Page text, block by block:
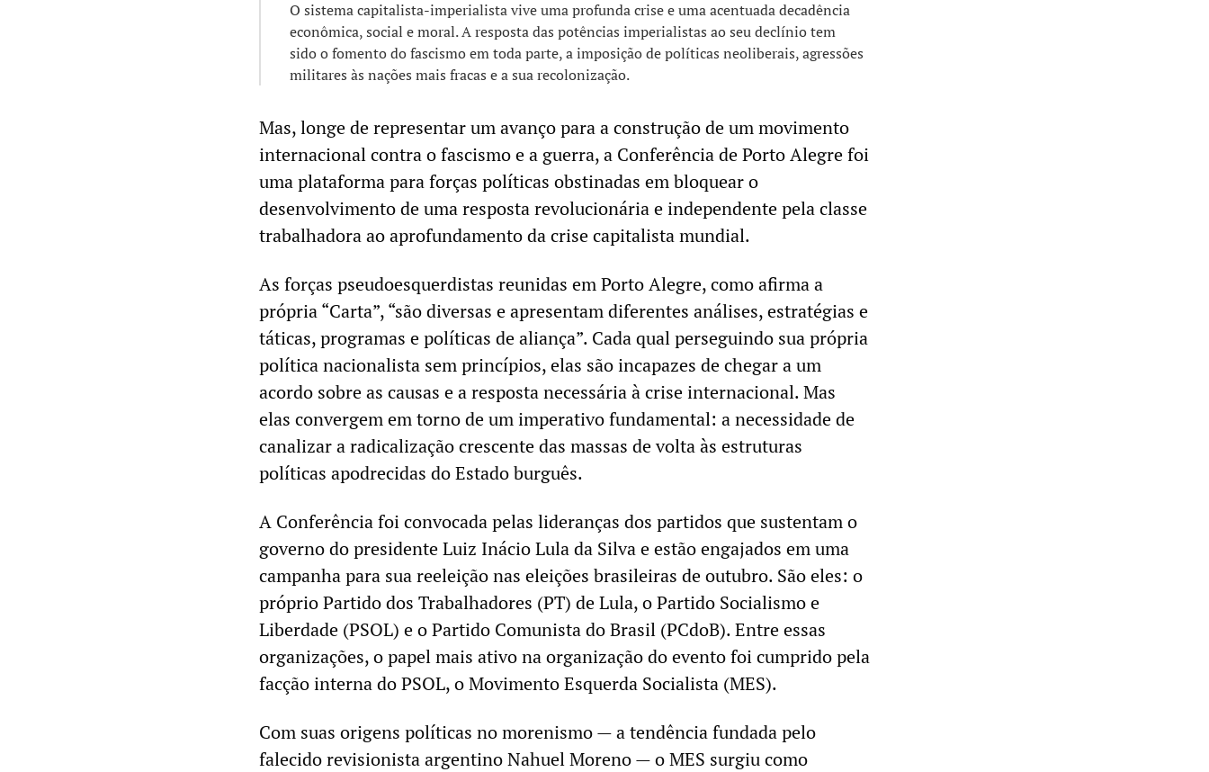
O sistema capitalista-imperialista vive uma profunda crise e uma acentuada decadência
econômica, social e moral. A resposta das potências imperialistas ao seu declínio tem
sido o fomento do fascismo em toda parte, a imposição de políticas neoliberais, agressões
militares às nações mais fracas e a sua recolonização.
Mas, longe de representar um avanço para a construção de um movimento
internacional contra o fascismo e a guerra, a Conferência de Porto Alegre foi
uma plataforma para forças políticas obstinadas em bloquear o
desenvolvimento de uma resposta revolucionária e independente pela classe
trabalhadora ao aprofundamento da crise capitalista mundial.
As forças pseudoesquerdistas reunidas em Porto Alegre, como afirma a
própria “Carta”, “são diversas e apresentam diferentes análises, estratégias e
táticas, programas e políticas de aliança”. Cada qual perseguindo sua própria
política nacionalista sem princípios, elas são incapazes de chegar a um
acordo sobre as causas e a resposta necessária à crise internacional. Mas
elas convergem em torno de um imperativo fundamental: a necessidade de
canalizar a radicalização crescente das massas de volta às estruturas
políticas apodrecidas do Estado burguês.
A Conferência foi convocada pelas lideranças dos partidos que sustentam o
governo do presidente Luiz Inácio Lula da Silva e estão engajados em uma
campanha para sua reeleição nas eleições brasileiras de outubro. São eles: o
próprio Partido dos Trabalhadores (PT) de Lula, o Partido Socialismo e
Liberdade (PSOL) e o Partido Comunista do Brasil (PCdoB). Entre essas
organizações, o papel mais ativo na organização do evento foi cumprido pela
facção interna do PSOL, o Movimento Esquerda Socialista (MES).
Com suas origens políticas no morenismo — a tendência fundada pelo
falecido revisionista argentino Nahuel Moreno — o MES surgiu como